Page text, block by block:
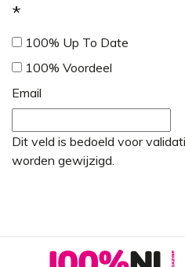
*
100% Up To Date
100% Voordeel
Email
Dit veld is bedoeld voor
worden gewijzigd.